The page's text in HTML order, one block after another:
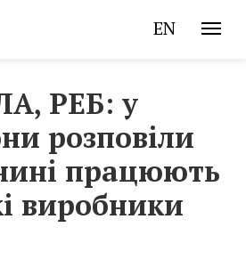
EN
РЕБ: у
розповіли
працюють
виробники